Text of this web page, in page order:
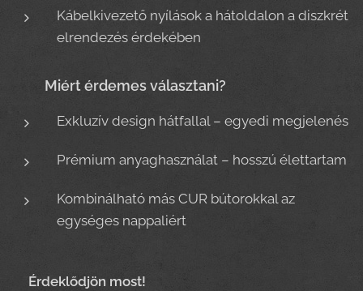
Kábelkivezető nyílások a hátoldalon a diszkrét
elrendezés érdekében
Miért érdemes választani?
Exkluzív design hátfallal – egyedi megjelenés
Prémium anyaghasználat – hosszú élettartam
Kombinálható más CUR bútorokkal az
egységes nappaliért
Érdeklődjön most!